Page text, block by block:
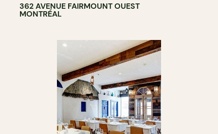
362 AVENUE FAIRMOUNT OUEST
MONTRÉAL